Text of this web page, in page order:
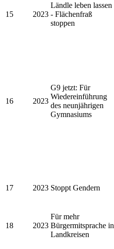
15 2023
Ländle leben lassen
- Flächenfraß
stoppen
16 2023
G9 jetzt: Für
Wiedereinführung
des neunjährigen
Gymnasiums
17 2023 Stoppt Gendern
18 2023
Für mehr
Bürgermitsprache in
Landkreisen